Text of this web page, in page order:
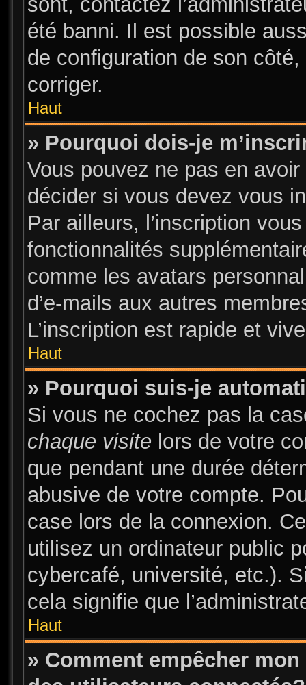
été banni. Il est possible
de configuration de son
corriger.
Haut
» Pourquoi dois-je
Vous pouvez ne pas en
décider si vous devez vous
Par ailleurs, l’inscription
fonctionnalités
comme les avatars
d’e-mails aux autres
L’inscription est rapide et
Haut
» Pourquoi suis-je
Si vous ne cochez pas la
chaque visite lors de votre
que pendant une durée
abusive de votre compte.
case lors de la connexion.
utilisez un ordinateur public
cybercafé, université, etc.).
cela signifie que
Haut
» Comment empêcher